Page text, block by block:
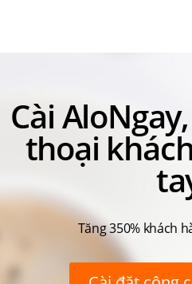
Cài
thoại
Tăng 350% khách